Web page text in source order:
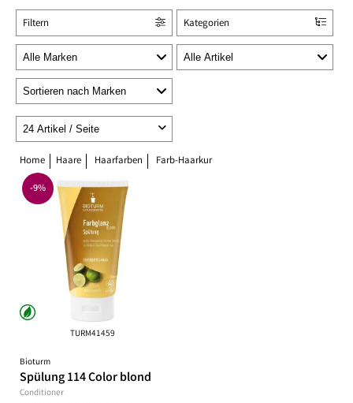
Kategorien
Filtern
Home Haare Haarfarben Farb-Haarkur
TURM41459
Bioturm
Spülung 114 Color blond
Conditioner
-9%